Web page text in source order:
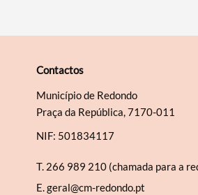
Contactos
Município de Redondo
Praça da República, 7170-011
NIF: 501834117
T. 266 989 210 (chamada para a
E.geral@cm-redondo.pt